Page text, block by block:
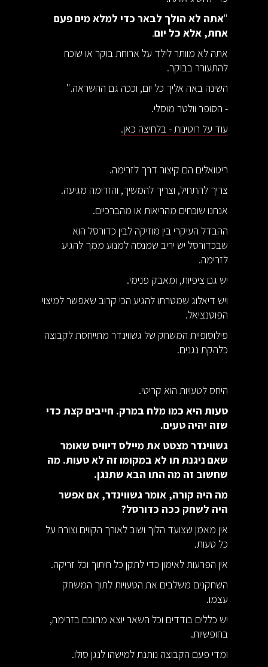
"אתה לא הולך לבאר כדי למלא מים פעם
אחת, אלא כל יום.
אתה לא מוותר לילד על ארוחת בוקר או שוכח
להתעורר בבוקר.
השינה באה אליך כל יום, וככה גם ההשראה."
- הסופר וולטר מוסלי.
עוד על רוטינות - בלחיצה כאן.
ריטואלים הם קיצור דרך לזרימה.
צריך להתחיל, וצריך להמשיך, והזרימה מגיעה.
אנחנו שוכחים מהריאות או מהברכיים.
ההבדל העיקרי בין מוזיקה לבין כדורסל הוא
שבכדורסל יש יריב שמנסה למנוע ממך להגיע
לזרימה.
יש גם ציפיות, ומאבק פנימי.
ויש דיאלוג שמטרתו להגיע הכי קרוב שאפשר למיצוי
הפוטנציאל.
פילוסופיית המשחק של גשווינדר מתייחסת לקבוצה
כלהקת נגנים.
היחס לטעויות הוא קריטי.
טעות היא כמו מלח במרק. חייבים קצת כדי
שזה יהיה טעים.
גשווינדר מצטט את מיילס דיוויס שאומר
שאם ניגנת תו לא במקומו זה לא טעות. מה
שחשוב זה מה התו הבא שתנגן.
מה היה קורה, אומר גשווינדר, אם אפשר
היה לשחק ככה כדורסל?
אין מאמן שצועד הלוך ושוב לאורך הקווים וצורח על
כל טעות.
אין הפרעות לאימון כדי לתקן כל חיתוך וכל זריקה.
השחקנים משלבים את הטעויות לתוך המשחק
עצמו.
יש כללים בודדים וכל השאר יוצא מתוכם בזרימה,
בחופשיות.
ומדי פעם הקבוצה נותנת למישהו לנגן סולו.